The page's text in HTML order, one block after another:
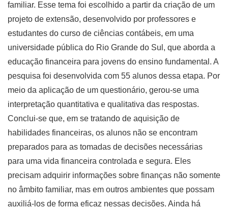
familiar. Esse tema foi escolhido a partir da criação de um
projeto de extensão, desenvolvido por professores e
estudantes do curso de ciências contábeis, em uma
universidade pública do Rio Grande do Sul, que aborda a
educação financeira para jovens do ensino fundamental. A
pesquisa foi desenvolvida com 55 alunos dessa etapa. Por
meio da aplicação de um questionário, gerou-se uma
interpretação quantitativa e qualitativa das respostas.
Conclui-se que, em se tratando de aquisição de
habilidades financeiras, os alunos não se encontram
preparados para as tomadas de decisões necessárias
para uma vida financeira controlada e segura. Eles
precisam adquirir informações sobre finanças não somente
no âmbito familiar, mas em outros ambientes que possam
auxiliá-los de forma eficaz nessas decisões. Ainda há